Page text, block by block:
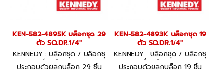
KEN-582-4895K บล็อกชุด 29
ตัว SQ.DR.1/4"
KENNEDY : บล็อกชุด / บล็อกชุ
ดพร้อมเครื่องมือ KEN-582-48
ประกอบด้วยลูกบล็อก 29 ชิ้น
KEN-582-4893K บล็อกชุด 19
ตัว SQ.DR.1/4"
KENNEDY : บล็อกชุด / บล็อกชุ
ดพร้อมเครื่องมือ KEN-582-48
ประกอบด้วยลูกบล็อก 19 ชิ้น